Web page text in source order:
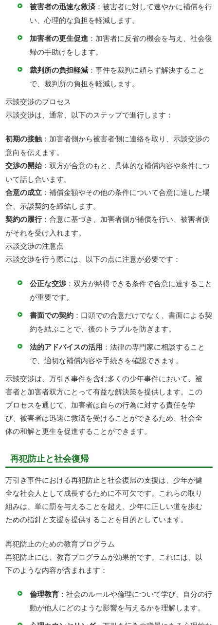
被害者の迅速な救済 ：被害者に対して速やかに補償を行
い、心理的な負担を軽減します。
加害者の更生促進 ：加害者に反省の機会を与え、社会復
帰の手助けをします。
裁判所の負担軽減 ：事件を裁判に頼らず解決すること
で、裁判所の負担を軽減します。
示談交渉のプロセス
示談交渉は、通常、以下のステップで進行します：
初期の接触 ：加害者側から被害者側に連絡を取り、示談交渉の
意向を伝えます。
交渉の開始 ：双方が合意のもと、具体的な補償内容や条件につ
いて話し合います。
合意の成立 ：補償金額やその他の条件について合意に達した場
合、示談契約を締結します。
契約の履行：合意に基づき、加害者側が補償を行い、被害者側
がそれを受け入れます。
示談交渉の注意点
示談交渉を行う際には、以下の点に注意が必要です：
公正な交渉 ：双方が納得できる条件で合意に達すること
が重要です。
書面での契約 ：口頭での合意だけでなく、書面による契
約を結ぶことで、後のトラブルを防ぎます。
法的アドバイスの活用 ：法律の専門家に相談すること
で、適切な補償内容や手続きを確認できます。
示談交渉は、万引き事件を含む多くの少年事件において、被
害者と加害者双方にとって有益な解決策を提供します。この
プロセスを通じて、加害者は自らの行為に対する責任を学
び、被害者は迅速に救済を受けることができるため、社会全
体の和解と更生を促進することができます。
再犯防止と社会復帰
万引き事件における再犯防止と社会復帰の支援は、少年が健
全な社会人として成長するために不可欠です。これらの取り
組みは、単に罰を与えることを超え、少年に正しい道を歩む
ための指針と支援を提供することを目的としています。
再犯防止のための教育プログラム
再犯防止には、教育プログラムが効果的です。これには、以
下のような内容が含まれます：
倫理教育 ：社会のルールや倫理について学び、自分の行
動が他人にどのような影響を与えるかを理解します。